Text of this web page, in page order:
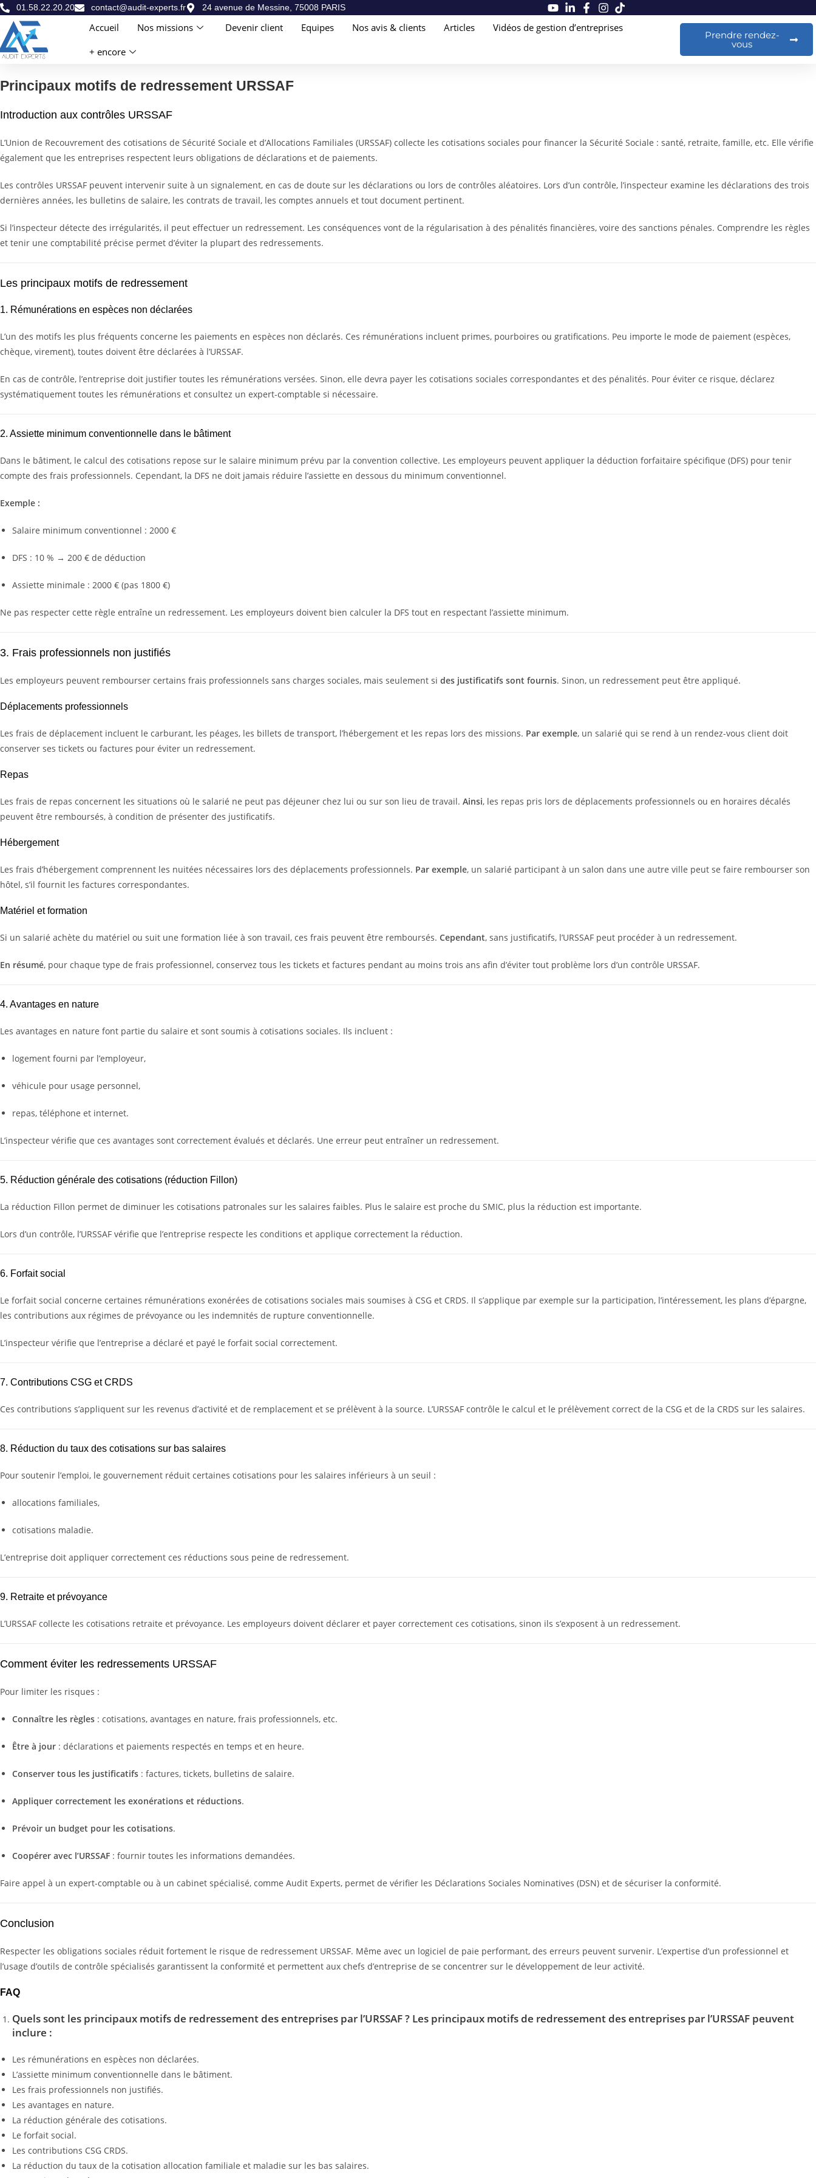
01.58.22.20.20 contact@audit-experts.fr 24 avenue de Messine, 75008 PARIS
Accueil Nos missions Devenir client Equipes Nos avis & clients Articles
Vidéos de gestion d’entreprises
+ encore
Prendre rendez-
vous
Principaux motifs de redressement URSSAF
Introduction aux contrôles URSSAF
L’Union de Recouvrement des cotisations de Sécurité Sociale et d’Allocations Familiales (URSSAF) collecte les cotisations sociales pour financer la Sécurité Sociale : santé, retraite, famille, etc. Elle vérifie
également que les entreprises respectent leurs obligations de déclarations et de paiements.
Les contrôles URSSAF peuvent intervenir suite à un signalement, en cas de doute sur les déclarations ou lors de contrôles aléatoires. Lors d’un contrôle, l’inspecteur examine les déclarations des trois
dernières années, les bulletins de salaire, les contrats de travail, les comptes annuels et tout document pertinent.
Si l’inspecteur détecte des irrégularités, il peut effectuer un redressement. Les conséquences vont de la régularisation à des pénalités financières, voire des sanctions pénales. Comprendre les règles
et tenir une comptabilité précise permet d’éviter la plupart des redressements.
Les principaux motifs de redressement
1. Rémunérations en espèces non déclarées
L’un des motifs les plus fréquents concerne les paiements en espèces non déclarés. Ces rémunérations incluent primes, pourboires ou gratifications. Peu importe le mode de paiement (espèces,
chèque, virement), toutes doivent être déclarées à l’URSSAF.
En cas de contrôle, l’entreprise doit justifier toutes les rémunérations versées. Sinon, elle devra payer les cotisations sociales correspondantes et des pénalités. Pour éviter ce risque, déclarez
systématiquement toutes les rémunérations et consultez un expert-comptable si nécessaire.
2. Assiette minimum conventionnelle dans le bâtiment
Dans le bâtiment, le calcul des cotisations repose sur le salaire minimum prévu par la convention collective. Les employeurs peuvent appliquer la déduction forfaitaire spécifique (DFS) pour tenir
compte des frais professionnels. Cependant, la DFS ne doit jamais réduire l’assiette en dessous du minimum conventionnel.
Exemple :
Salaire minimum conventionnel : 2000 €
DFS : 10 % → 200 € de déduction
Assiette minimale : 2000 € (pas 1800 €)
Ne pas respecter cette règle entraîne un redressement. Les employeurs doivent bien calculer la DFS tout en respectant l’assiette minimum.
3. Frais professionnels non justifiés
Les employeurs peuvent rembourser certains frais professionnels sans charges sociales, mais seulement si des justificatifs sont fournis. Sinon, un redressement peut être appliqué.
Déplacements professionnels
Les frais de déplacement incluent le carburant, les péages, les billets de transport, l’hébergement et les repas lors des missions. Par exemple, un salarié qui se rend à un rendez-vous client doit
conserver ses tickets ou factures pour éviter un redressement.
Repas
Les frais de repas concernent les situations où le salarié ne peut pas déjeuner chez lui ou sur son lieu de travail. Ainsi, les repas pris lors de déplacements professionnels ou en horaires décalés
peuvent être remboursés, à condition de présenter des justificatifs.
Hébergement
Les frais d’hébergement comprennent les nuitées nécessaires lors des déplacements professionnels. Par exemple, un salarié participant à un salon dans une autre ville peut se faire rembourser son
hôtel, s’il fournit les factures correspondantes.
Matériel et formation
Si un salarié achète du matériel ou suit une formation liée à son travail, ces frais peuvent être remboursés. Cependant, sans justificatifs, l’URSSAF peut procéder à un redressement.
En résumé, pour chaque type de frais professionnel, conservez tous les tickets et factures pendant au moins trois ans afin d’éviter tout problème lors d’un contrôle URSSAF.
4. Avantages en nature
Les avantages en nature font partie du salaire et sont soumis à cotisations sociales. Ils incluent :
logement fourni par l’employeur,
véhicule pour usage personnel,
repas, téléphone et internet.
L’inspecteur vérifie que ces avantages sont correctement évalués et déclarés. Une erreur peut entraîner un redressement.
5. Réduction générale des cotisations (réduction Fillon)
La réduction Fillon permet de diminuer les cotisations patronales sur les salaires faibles. Plus le salaire est proche du SMIC, plus la réduction est importante.
Lors d’un contrôle, l’URSSAF vérifie que l’entreprise respecte les conditions et applique correctement la réduction.
6. Forfait social
Le forfait social concerne certaines rémunérations exonérées de cotisations sociales mais soumises à CSG et CRDS. Il s’applique par exemple sur la participation, l’intéressement, les plans d’épargne,
les contributions aux régimes de prévoyance ou les indemnités de rupture conventionnelle.
L’inspecteur vérifie que l’entreprise a déclaré et payé le forfait social correctement.
7. Contributions CSG et CRDS
Ces contributions s’appliquent sur les revenus d’activité et de remplacement et se prélèvent à la source. L’URSSAF contrôle le calcul et le prélèvement correct de la CSG et de la CRDS sur les salaires.
8. Réduction du taux des cotisations sur bas salaires
Pour soutenir l’emploi, le gouvernement réduit certaines cotisations pour les salaires inférieurs à un seuil :
allocations familiales,
cotisations maladie.
L’entreprise doit appliquer correctement ces réductions sous peine de redressement.
9. Retraite et prévoyance
L’URSSAF collecte les cotisations retraite et prévoyance. Les employeurs doivent déclarer et payer correctement ces cotisations, sinon ils s’exposent à un redressement.
Comment éviter les redressements URSSAF
Pour limiter les risques :
Connaître les règles : cotisations, avantages en nature, frais professionnels, etc.
Être à jour : déclarations et paiements respectés en temps et en heure.
Conserver tous les justificatifs : factures, tickets, bulletins de salaire.
Appliquer correctement les exonérations et réductions.
Prévoir un budget pour les cotisations.
Coopérer avec l’URSSAF : fournir toutes les informations demandées.
Faire appel à un expert-comptable ou à un cabinet spécialisé, comme Audit Experts, permet de vérifier les Déclarations Sociales Nominatives (DSN) et de sécuriser la conformité.
Conclusion
Respecter les obligations sociales réduit fortement le risque de redressement URSSAF. Même avec un logiciel de paie performant, des erreurs peuvent survenir. L’expertise d’un professionnel et
l’usage d’outils de contrôle spécialisés garantissent la conformité et permettent aux chefs d’entreprise de se concentrer sur le développement de leur activité.
FAQ
Quels sont les principaux motifs de redressement des entreprises par l’URSSAF ? Les principaux motifs de redressement des entreprises par l’URSSAF peuvent
inclure :
Les rémunérations en espèces non déclarées.
L’assiette minimum conventionnelle dans le bâtiment.
Les frais professionnels non justifiés.
Les avantages en nature.
La réduction générale des cotisations.
Le forfait social.
Les contributions CSG CRDS.
La réduction du taux de la cotisation allocation familiale et maladie sur les bas salaires.